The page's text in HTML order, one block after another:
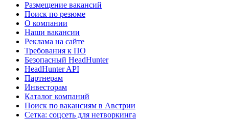
Размещение вакансий
Поиск по резюме
О компании
Наши вакансии
Реклама на сайте
Требования к ПО
Безопасный HeadHunter
HeadHunter API
Партнерам
Инвесторам
Каталог компаний
Поиск по вакансиям в Австрии
Сетка: соцсеть для нетворкинга